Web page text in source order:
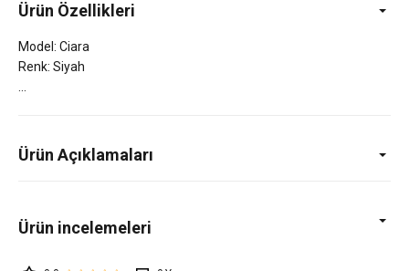
Ürün Özellikleri
Model: Ciara
Renk: Siyah
Ürün Açıklamaları